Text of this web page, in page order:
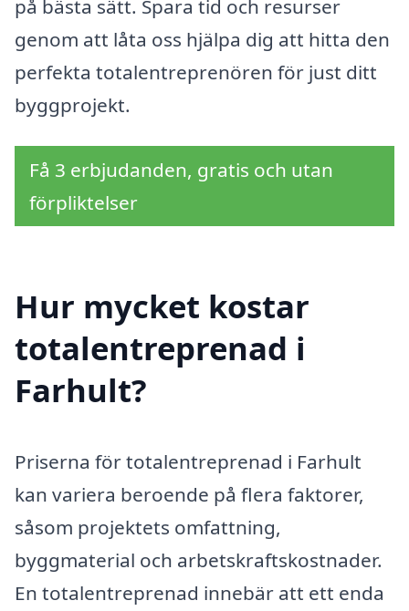
på bästa sätt. Spara tid och resurser
genom att låta oss hjälpa dig att hitta den
perfekta totalentreprenören för just ditt
byggprojekt.
Få 3 erbjudanden, gratis och utan
förpliktelser
Hur mycket kostar
totalentreprenad i
Farhult?
Priserna för totalentreprenad i Farhult
kan variera beroende på flera faktorer,
såsom projektets omfattning,
byggmaterial och arbetskraftskostnader.
En totalentreprenad innebär att ett enda